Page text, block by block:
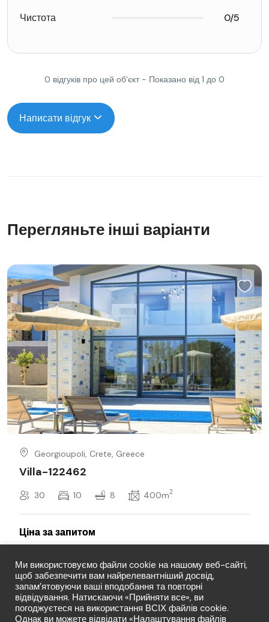
Чистота
0/5
0 відгуків про цей об'єкт - Показано від 1 до 0
Написати відгук
Перегляньте інші варіанти
Georgioupoli, Crete, Greece
Villa-122462
30 10 8 400m2
Ми використовуємо файли cookie на нашому веб-сайті,
щоб забезпечити вам найрелевантніший досвід,
запам’ятовуючи ваші вподобання та повторні
відвідування. Натискаючи «Прийняти все», ви
погоджуєтеся на використання ВСІХ файлів cookie.
Однак ви можете відвідати «Налаштування файлів